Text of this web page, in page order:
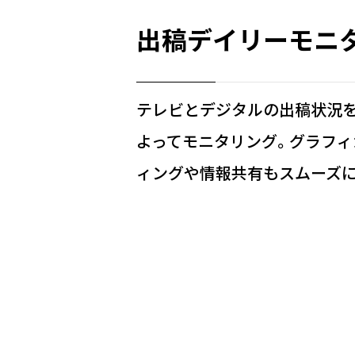
出稿デイリーモニ
テレビとデジタルの出稿状況
よってモニタリング。グラフ
ィングや情報共有もスムーズ